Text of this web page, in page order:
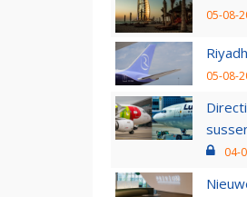
05-08-
05-08-
04-